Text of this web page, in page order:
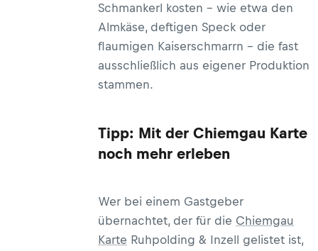
Schmankerl kosten – wie etwa den
Almkäse, deftigen Speck oder
flaumigen Kaiserschmarrn – die fast
ausschließlich aus eigener Produktion
stammen.
Tipp: Mit der Chiemgau Karte
noch mehr erleben
Wer bei einem Gastgeber
übernachtet, der für die Chiemgau
Karte Ruhpolding & Inzell gelistet ist,